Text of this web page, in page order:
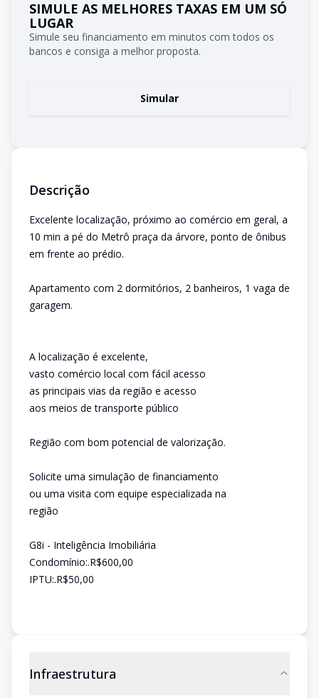
SIMULE AS MELHORES TAXAS EM UM SÓ
LUGAR
Simule seu financiamento em minutos com todos os
bancos e consiga a melhor proposta.
Simular
Descrição
Excelente localização, próximo ao comércio em geral, a
10 min a pé do Metrô praça da árvore, ponto de ônibus
em frente ao prédio.
Apartamento com 2 dormitórios, 2 banheiros, 1 vaga de
garagem.
A localização é excelente,
vasto comércio local com fácil acesso
as principais vias da região e acesso
aos meios de transporte público
Região com bom potencial de valorização.
Solicite uma simulação de financiamento
ou uma visita com equipe especializada na
região
G8i - Inteligência Imobiliária
Condomínio:.R$600,00
IPTU:.R$50,00
Infraestrutura